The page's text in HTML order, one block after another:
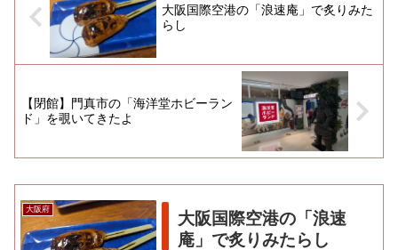
大阪国際空港の「浪速庵」で炙りみた
らし
【閉館】門真市の「海洋堂ホビーラン
ド」を覗いてきたよ
大阪府
大阪国際空港の「浪速
庵」で炙りみたらし